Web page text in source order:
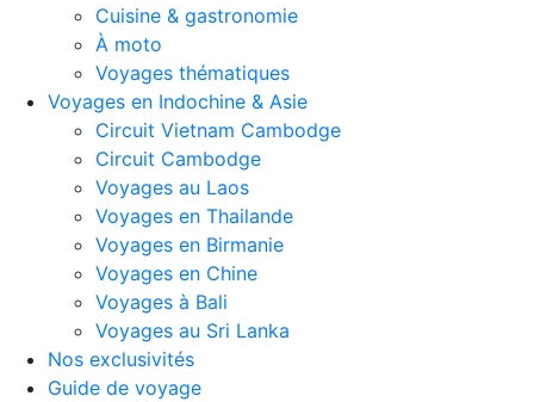
Cuisine & gastronomie
À moto
Voyages thématiques
Voyages en Indochine & Asie
Circuit Vietnam Cambodge
Circuit Cambodge
Voyages au Laos
Voyages en Thailande
Voyages en Birmanie
Voyages en Chine
Voyages à Bali
Voyages au Sri Lanka
Nos exclusivités
Guide de voyage